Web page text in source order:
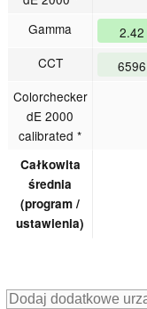
Gamma 2.42
CCT
6596
Colorchecker
dE 2000
calibrated *
Całkowita
średnia
(program /
ustawienia)